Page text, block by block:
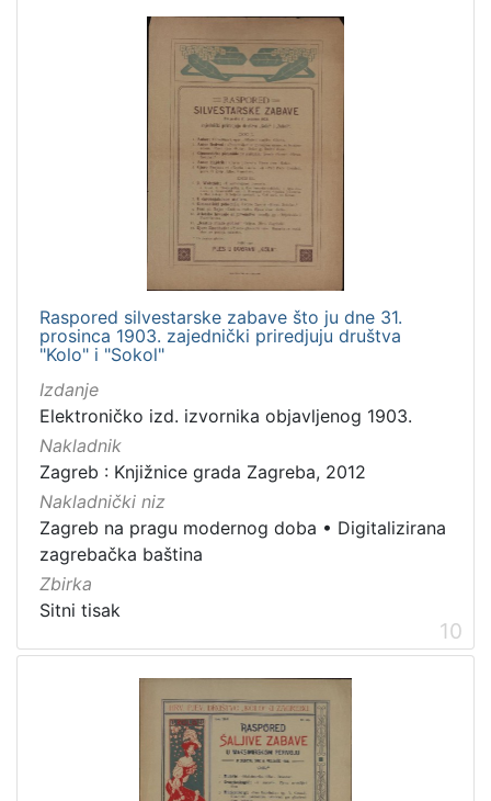
Raspored silvestarske zabave što ju dne 31.
prosinca 1903. zajednički priredjuju društva
"Kolo" i "Sokol"
Izdanje
Elektroničko izd. izvornika objavljenog 1903.
Nakladnik
Zagreb : Knjižnice grada Zagreba, 2012
Nakladnički niz
Zagreb na pragu modernog doba • Digitalizirana
zagrebačka baština
Zbirka
Sitni tisak
10